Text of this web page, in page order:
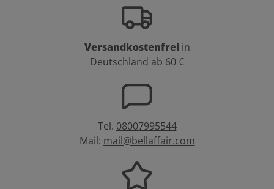
Versandkostenfrei in
Deutschland ab 60 €
Tel. 08007995544
Mail: mail@bellaffair.com